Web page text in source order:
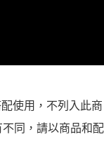
使用，不列入此商
同，請以商品和配